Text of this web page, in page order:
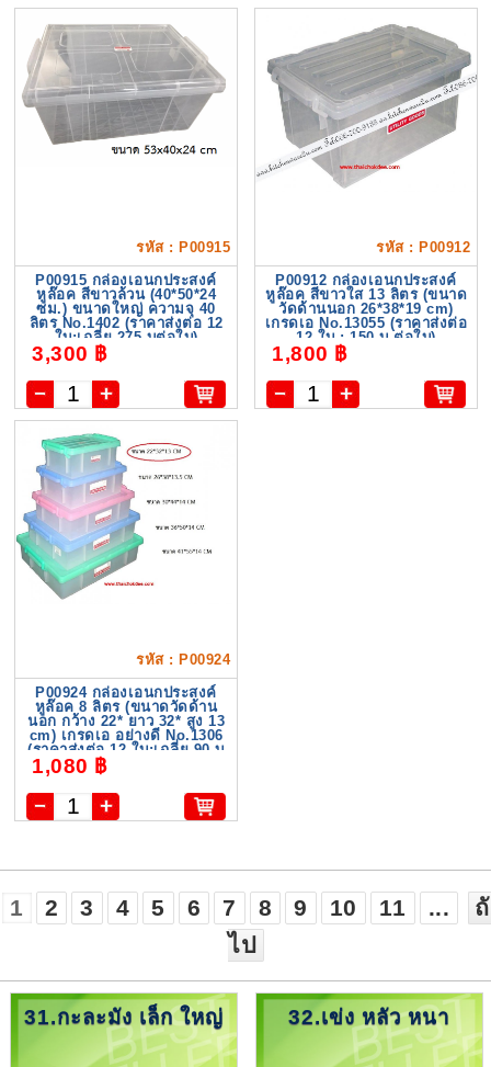
รหัส : P00915
P00915 กล่องเอนกประสงค์
หูล๊อค สีขาวล้วน (40*50*24
ซม.) ขนาดใหญ่ ความจุ 40
ลิตร No.1402 (ราคาส่งต่อ 12
ใบ:เฉลี่ย 275 บต่อใบ)
3,300 ฿
รหัส : P00912
P00912 กล่องเอนกประสงค์
หูล๊อค สีขาวใส 13 ลิตร (ขนาด
วัดด้านนอก 26*38*19 cm)
เกรดเอ No.13055 (ราคาส่งต่อ
12 ใบ : 150 บ ต่อใบ)
1,800 ฿
รหัส : P00924
P00924 กล่องเอนกประสงค์
หูล๊อค 8 ลิตร (ขนาดวัดด้าน
นอก กว้าง 22* ยาว 32* สูง 13
cm) เกรดเอ อย่างดี No.1306
(ราคาส่งต่อ 12 ใบ:เฉลี่ย 90 บ
ต่อใบ)
1,080 ฿
1 2 3 4 5 6 7 8 9 10 11 ...
ไป
31.กะละมัง เล็ก ใหญ่ 32.เข่ง หลัว หนา